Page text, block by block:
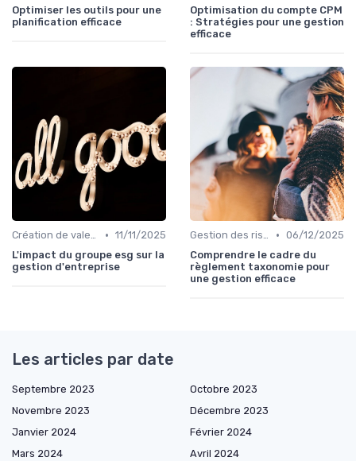
Optimiser les outils pour une
planification efficace
Optimisation du compte CPM
: Stratégies pour une gestion
efficace
Création de valeur durable • 11/11/2025
L'impact du groupe esg sur la
gestion d'entreprise
Gestion des risques & résilience • 06/12/2025
Comprendre le cadre du
règlement taxonomie pour
une gestion efficace
Les articles par date
Septembre 2023
Octobre 2023
Novembre 2023
Décembre 2023
Janvier 2024
Février 2024
Mars 2024
Avril 2024